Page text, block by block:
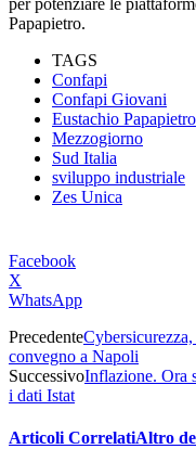
Papapietro.
TAGS
Confapi
Confapi Giovani
Eustachio Papapietro
Mezzogiorno
Sud Italia
sviluppo industriale
Zes Unica
Facebook
X
WhatsApp
Precedente
convegno a Napoli
SuccessivoInflazione. Ora
i dati Istat
Articoli CorrelatiAltro